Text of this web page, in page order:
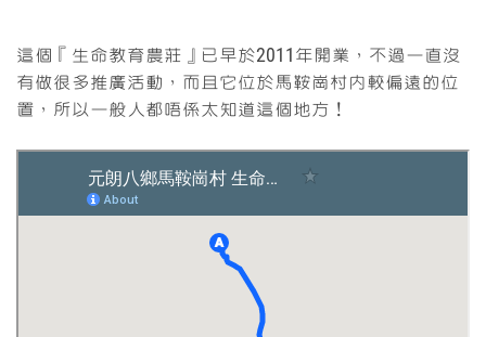
這個『生命教育農莊』已早於2011年開業，不過一直沒
有做很多推廣活動，而且它位於馬鞍崗村內較偏遠的位
置，所以一般人都唔係太知道這個地方！